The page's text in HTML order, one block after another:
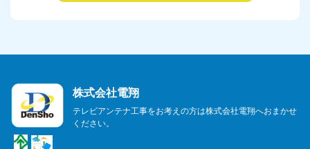
株式会社電翔
テレビアンテナ工事をお考えの方は株式会社電翔へおまかせ
ください。